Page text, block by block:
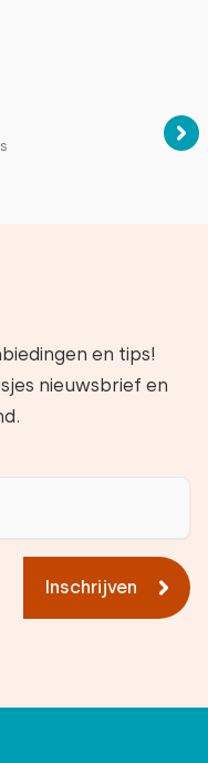
en tips!
nieuwsbrief en
Inschrijven